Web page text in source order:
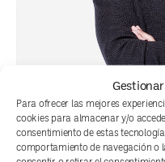
Para ofrecer las mejores
cookies para almacenar y/o
consentimiento de estas
comportamiento de navegación o